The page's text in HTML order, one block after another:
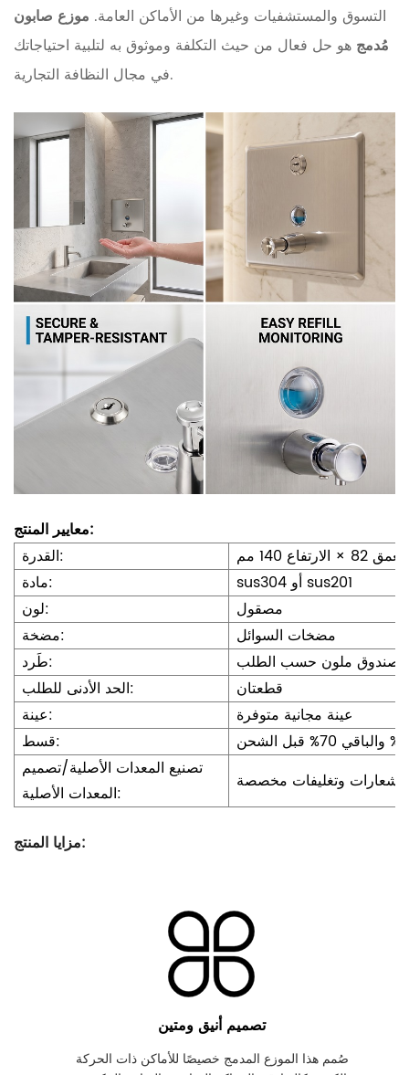
التسوق والمستشفيات وغيرها من الأماكن العامة. موزع صابون
مُدمج هو حل فعال من حيث التكلفة وموثوق به لتلبية احتياجاتك
في مجال النظافة التجارية.
معايير المنتج:
القدرة:
مادة:
sus304 أو sus201
لون:
مصقول
مضخة:
مضخات السوائل
طَرد:
صندوق ملون حسب الطلب
الحد الأدنى للطلب:
قطعتان
عينة:
عينة مجانية متوفرة
قسط:
تصنيع المعدات الأصلية/تصميم
المعدات الأصلية:
وشعارات وتغليفات مخصصة
مزايا المنتج:
تصميم أنيق ومتين
صُمم هذا الموزع المدمج خصيصًا للأماكن ذات الحركة